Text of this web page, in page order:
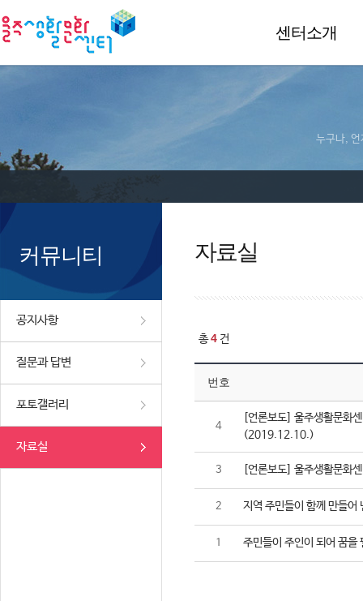
센터소개
누구나, 언
커뮤니티
공지사항
질문과 답변
포토갤러리
자료실
자료실
총4 건
번호
4
[언론보도] 울주생활문화
(2019.12.10.)
3 [언론보도] 울주생활문화
2 지역 주민들이 함께 만들
1 주민들이 주인이 되어 꿈